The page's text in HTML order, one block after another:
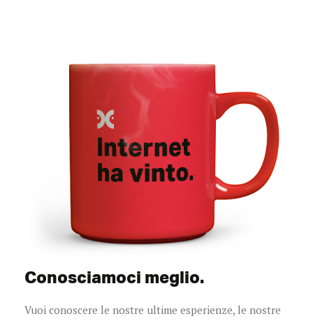
Conosciamoci meglio.
Vuoi conoscere le nostre ultime esperienze, le nostre